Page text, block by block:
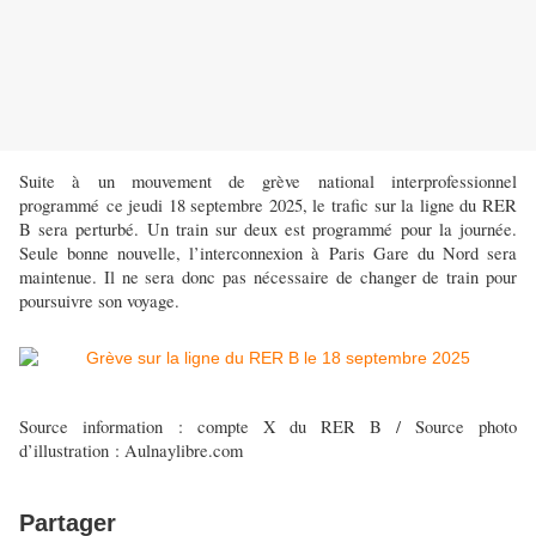
Suite à un mouvement de grève national interprofessionnel
programmé ce jeudi 18 septembre 2025, le trafic sur la ligne du RER
B sera perturbé. Un train sur deux est programmé pour la journée.
Seule bonne nouvelle, l’interconnexion à Paris Gare du Nord sera
maintenue. Il ne sera donc pas nécessaire de changer de train pour
poursuivre son voyage.
Source information : compte X du RER B / Source photo
d’illustration : Aulnaylibre.com
Partager